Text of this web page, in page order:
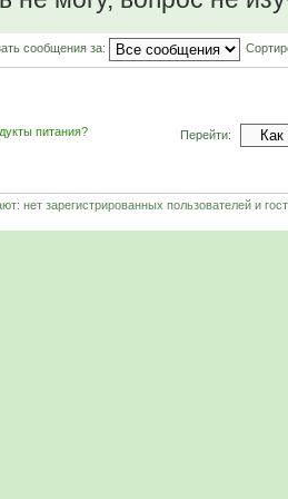
сообщения за:
питания? Перейти:
нет зарегистрированных пользователей и